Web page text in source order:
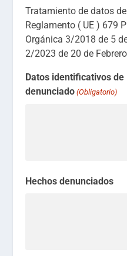
Tratamiento de datos
Reglamento ( UE ) 679
Orgánica 3/2018 de 5
2/2023 de 20 de
Datos identificativos
denunciado (Obligatorio)
Hechos denunciados